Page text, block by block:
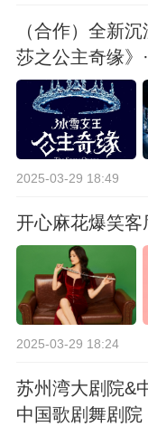
（合作）全新
莎之公主奇缘》
2025-03-29 18:49
开心麻花爆笑客
2025-03-29 18:24
苏州湾大剧院&
中国歌剧舞剧院